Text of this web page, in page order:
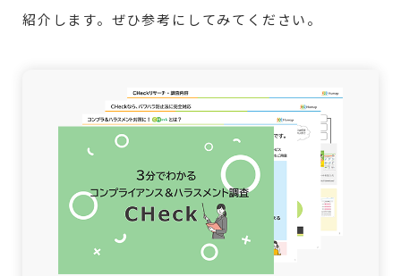
紹介します。ぜひ参考にしてみてください。